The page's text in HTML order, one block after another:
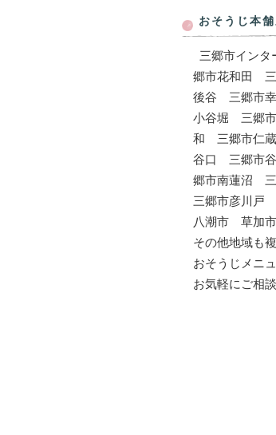
おそうじ本
三郷市イン
郷市花和田
後谷 三郷市
小谷堀 三郷
和 三郷市仁
谷口 三郷市
郷市南蓮沼
三郷市彦川
八潮市 草加
その他地域も
おそうじメニ
お気軽にご相